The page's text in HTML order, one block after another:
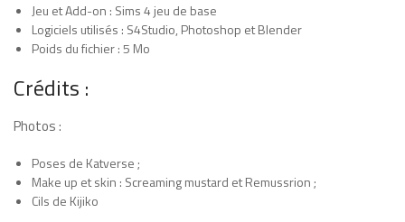
Jeu et Add-on : Sims 4 jeu de base
Logiciels utilisés : S4Studio, Photoshop et Blender
Poids du fichier : 5 Mo
Crédits :
Photos :
Poses de Katverse ;
Make up et skin : Screaming mustard et Remussrion ;
Cils de Kijiko